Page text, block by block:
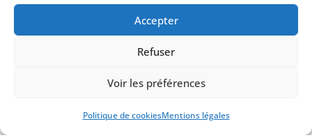
Accepter
Refuser
Voir les préférences
Politique de cookiesMentions légales
Nous sommes toujours prêts à
vous aider.
absolue, c'est pourquoi nous mettons tout en